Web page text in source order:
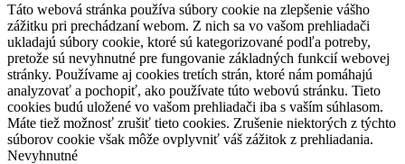
Táto webová stránka používa súbory cookie na zlepšenie vášho
zážitku pri prechádzaní webom. Z nich sa vo vašom prehliadači
ukladajú súbory cookie, ktoré sú kategorizované podľa potreby,
pretože sú nevyhnutné pre fungovanie základných funkcií webovej
stránky. Používame aj cookies tretích strán, ktoré nám pomáhajú
analyzovať a pochopiť, ako používate túto webovú stránku. Tieto
cookies budú uložené vo vašom prehliadači iba s vaším súhlasom.
Máte tiež možnosť zrušiť tieto cookies. Zrušenie niektorých z týchto
súborov cookie však môže ovplyvniť váš zážitok z prehliadania.
Nevyhnutné